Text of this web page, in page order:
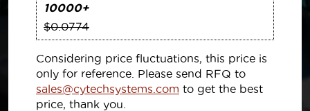
10000+
$0.0774
Considering price fluctuations, this price is
only for reference. Please send RFQ to
sales@cytechsystems.com to get the best
price, thank you.